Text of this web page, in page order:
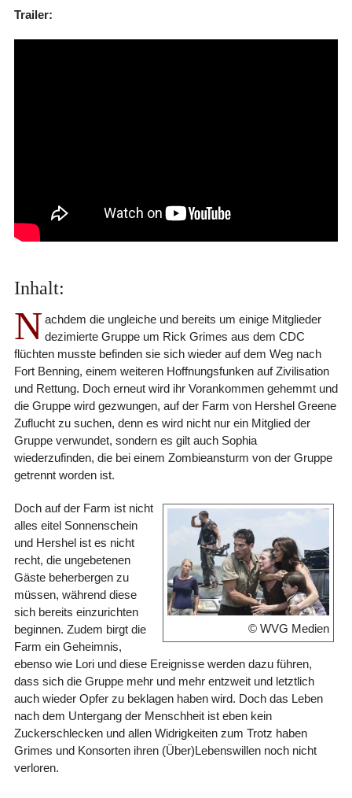
Trailer:
Inhalt:
N achdem die ungleiche und bereits um einige Mitglieder
dezimierte Gruppe um Rick Grimes aus dem CDC
flüchten musste befinden sie sich wieder auf dem Weg nach
Fort Benning, einem weiteren Hoffnungsfunken auf Zivilisation
und Rettung. Doch erneut wird ihr Vorankommen gehemmt und
die Gruppe wird gezwungen, auf der Farm von Hershel Greene
Zuflucht zu suchen, denn es wird nicht nur ein Mitglied der
Gruppe verwundet, sondern es gilt auch Sophia
wiederzufinden, die bei einem Zombieansturm von der Gruppe
getrennt worden ist.
© WVG Medien
Doch auf der Farm ist nicht
alles eitel Sonnenschein
und Hershel ist es nicht
recht, die ungebetenen
Gäste beherbergen zu
müssen, während diese
sich bereits einzurichten
beginnen. Zudem birgt die
Farm ein Geheimnis,
ebenso wie Lori und diese Ereignisse werden dazu führen,
dass sich die Gruppe mehr und mehr entzweit und letztlich
auch wieder Opfer zu beklagen haben wird. Doch das Leben
nach dem Untergang der Menschheit ist eben kein
Zuckerschlecken und allen Widrigkeiten zum Trotz haben
Grimes und Konsorten ihren (Über)Lebenswillen noch nicht
verloren.